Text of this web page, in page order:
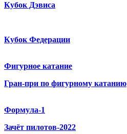
Кубок Дэвиса
Кубок Федерации
Фигурное катание
Гран-при по фигурному катанию
Формула-1
Зачёт пилотов-2022